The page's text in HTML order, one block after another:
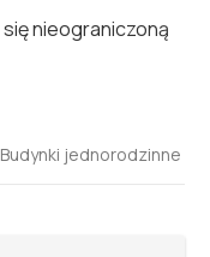
nieograniczoną
Budynki jednorodzinne